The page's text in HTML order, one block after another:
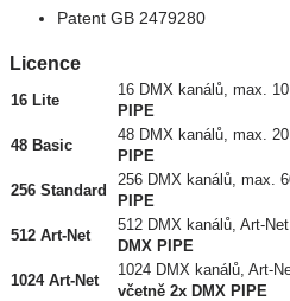
Patent GB 2479280
Licence
16 Lite
16 DMX kanálů, max.
PIPE
48 Basic
48 DMX kanálů, max.
PIPE
256 Standard
256 DMX kanálů, max.
PIPE
512 Art-Net
512 DMX kanálů, Art-
DMX PIPE
1024 Art-Net
1024 DMX kanálů, Art-
včetně 2x DMX PIPE